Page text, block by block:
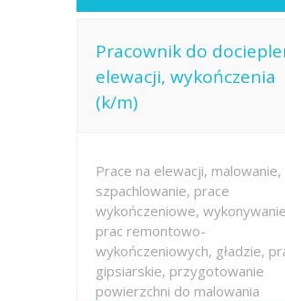
Pracownik do
elewacji, wykończenia
(k/m)
Prace na elewacji, malowanie,
szpachlowanie, prace
wykończeniowe, wykonywanie
prac remontowo-
wykończeniowych, gładzie,
gipsiarskie, przygotowanie
powierzchni do malowania